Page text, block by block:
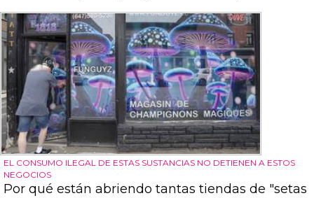
EL CONSUMO ILEGAL DE ESTAS SUSTANCIAS NO DETIENEN A ESTOS
NEGOCIOS
Por qué están abriendo tantas tiendas de "setas